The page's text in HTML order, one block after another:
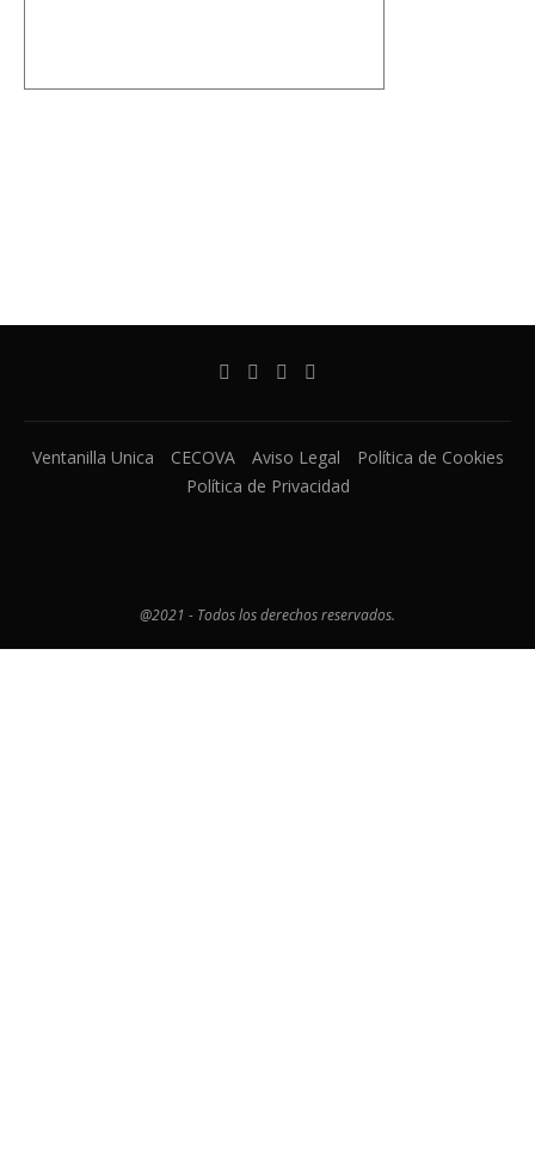
Ventanilla Unica CECOVA Aviso Legal
Política de Cookies
Política de Privacidad
@2021 - Todos los derechos reservados.